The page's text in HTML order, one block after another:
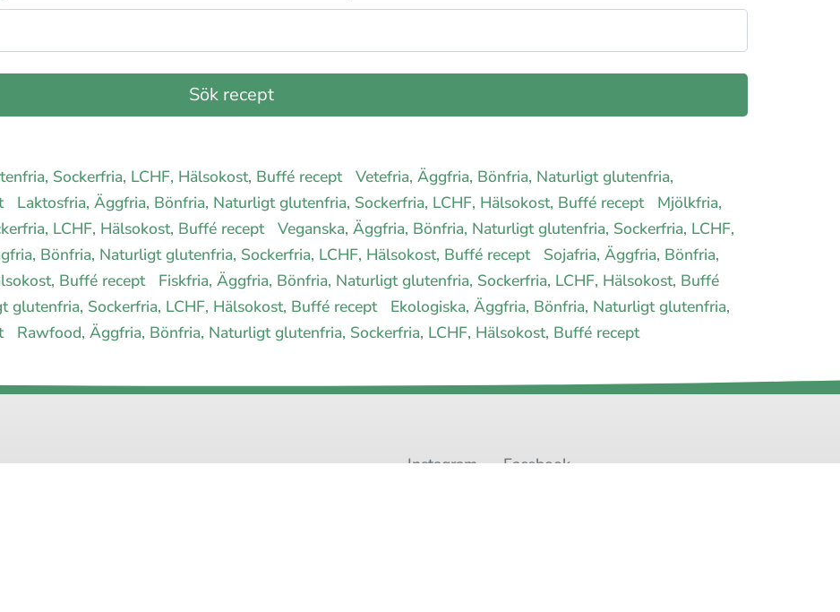
Sockerfria, LCHF, Hälsokost, Buffé recept Vetefria, Äggfria, Bönfria, Naturligt glutenfria,
Laktosfria, Äggfria, Bönfria, Naturligt glutenfria, Sockerfria, LCHF, Hälsokost, Buffé recept
Mjölkfria,
LCHF, Hälsokost, Buffé recept Veganska, Äggfria, Bönfria, Naturligt glutenfria, Sockerfria, LCHF,
Bönfria, Naturligt glutenfria, Sockerfria, LCHF, Hälsokost, Buffé recept
Sojafria, Äggfria, Bönfria,
Buffé recept
Fiskfria, Äggfria, Bönfria, Naturligt glutenfria, Sockerfria, LCHF, Hälsokost, Buffé
Sockerfria, LCHF, Hälsokost, Buffé recept
Ekologiska, Äggfria, Bönfria, Naturligt glutenfria,
Rawfood, Äggfria, Bönfria, Naturligt glutenfria, Sockerfria, LCHF, Hälsokost, Buffé recept
Instagram
Facebook